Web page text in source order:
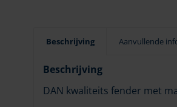
Beschrijving Aanvullende
Beschrijving
DAN kwaliteits fender met